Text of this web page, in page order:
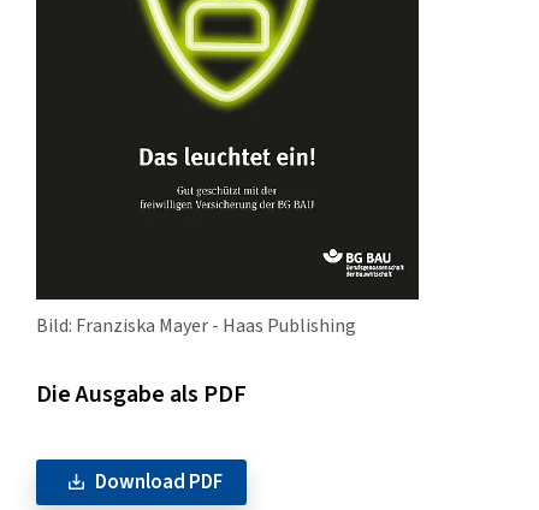
Bild: Franziska Mayer - Haas Publishing
Die Ausgabe als PDF
Download PDF